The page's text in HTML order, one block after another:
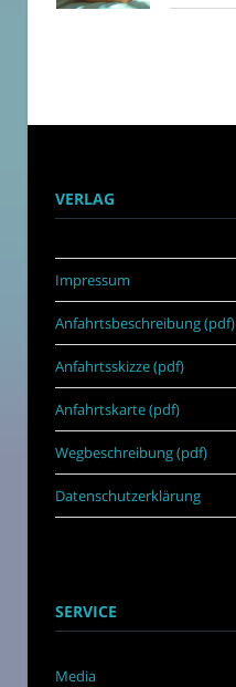
VERLAG
Impressum
Anfahrtsbeschreibung (pdf)
Anfahrtsskizze (pdf)
Anfahrtskarte (pdf)
Wegbeschreibung (pdf)
Datenschutzerklärung
SERVICE
Media